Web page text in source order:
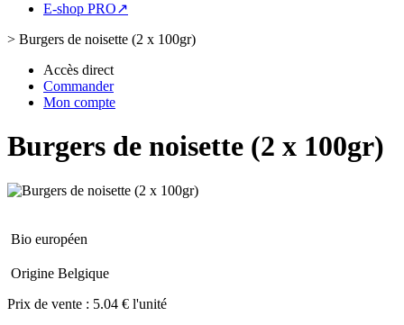
E-shop PRO↗
> Burgers de noisette (2 x 100gr)
Accès direct
Commander
Mon compte
Burgers de noisette (2 x 100gr)
Bio européen
Origine Belgique
Prix de vente : 5.04 € l'unité